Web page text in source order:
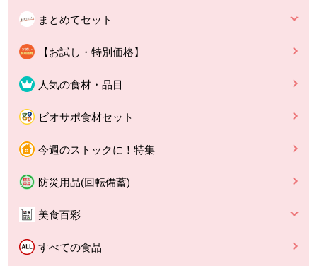
まとめてセット
【お試し・特別価格】
人気の食材・品目
ビオサポ食材セット
今週のストックに！特集
防災用品(回転備蓄)
美食百彩
すべての食品